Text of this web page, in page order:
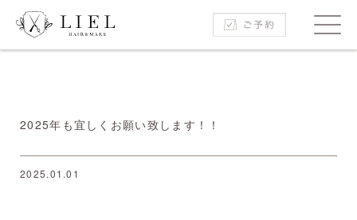
2025年も宜しくお願い致します！！
2025.01.01